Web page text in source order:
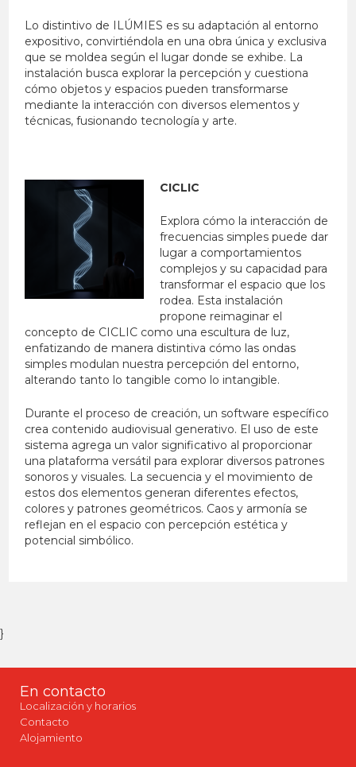
Lo distintivo de ILÚMIES es su adaptación al entorno
expositivo, convirtiéndola en una obra única y exclusiva
que se moldea según el lugar donde se exhibe. La
instalación busca explorar la percepción y cuestiona
cómo objetos y espacios pueden transformarse
mediante la interacción con diversos elementos y
técnicas, fusionando tecnología y arte.
CICLIC
Explora cómo la interacción de
frecuencias simples puede dar
lugar a comportamientos
complejos y su capacidad para
transformar el espacio que los
rodea. Esta instalación
propone reimaginar el
concepto de CICLIC como una escultura de luz,
enfatizando de manera distintiva cómo las ondas
simples modulan nuestra percepción del entorno,
alterando tanto lo tangible como lo intangible.
Durante el proceso de creación, un software específico
crea contenido audiovisual generativo. El uso de este
sistema agrega un valor significativo al proporcionar
una plataforma versátil para explorar diversos patrones
sonoros y visuales. La secuencia y el movimiento de
estos dos elementos generan diferentes efectos,
colores y patrones geométricos. Caos y armonía se
reflejan en el espacio con percepción estética y
potencial simbólico.
}
En contacto
Localización y horarios
Contacto
Alojamiento